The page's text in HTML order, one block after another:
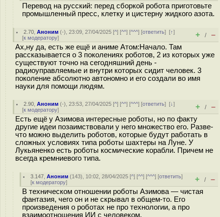
Перевод на русский: перед сборкой робота приготовьте
промышленный пресс, клетку и цистерну жидкого азота.
2.70 ,Аноним (-), 23:09, 27/04/2025 [^] [^^] [^^^] [ответить][↑]
[к модератору] + / –
Ах,ну да, есть же ещё и аниме Атом:Начало. Там
рассказывается о 3 поколениях роботов, 2 из которых уже
существуют точно на сегодняшний день -
радиоуправляемые и внутри которых сидит человек. 3
поколение абсолютно автономно и его создали во имя
науки для помощи людям.
2.90 ,Аноним (-), 23:53, 27/04/2025 [^] [^^] [^^^] [ответить][↓]
[к модератору] + / –
Есть ещё у Азимова интересные роботы, но по факту
другие идеи позаимствовали у него множество его. Разве-
что можно выделить роботов, которые будут работать в
сложных условиях типа роботы шахтеры на Луне. У
Лукьяненко есть роботы космические корабли. Причем не
всегда кремниевого типа.
3.147 ,Аноним (143), 10:02, 28/04/2025 [^] [^^] [^^^] [ответить]
[к модератору] + / –
В техническом отношении роботы Азимова — чистая
фантазия, чего он и не скрывал в общем-то. Его
произведения о роботах не про технологии, а про
взаимоотношения ИИ с человеком.